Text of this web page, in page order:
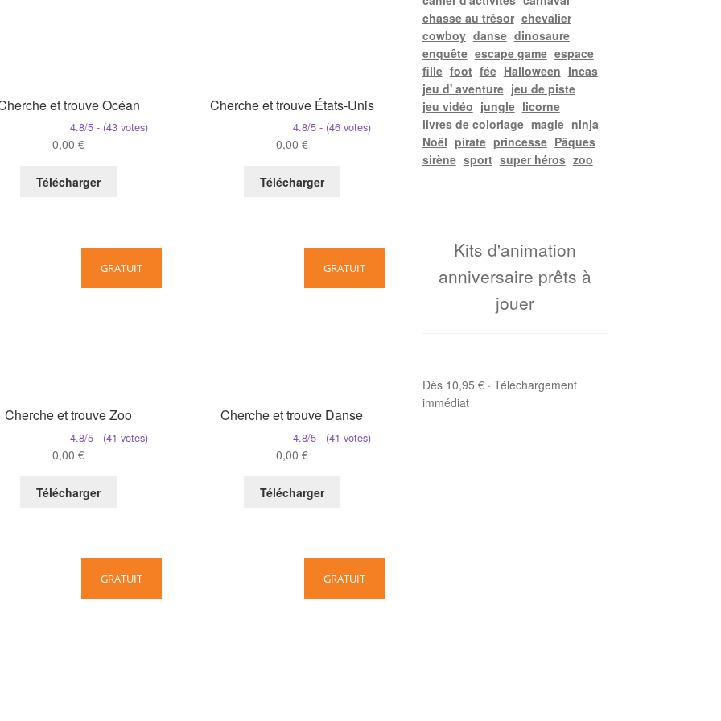
et trouve Océan
4.8/5 - (43 votes)
0,00€
Télécharger
Cherche et trouve États-Unis
4.8/5 - (46 votes)
0,00 €
Télécharger
GRATUIT
Cherche et trouve Zoo
4.8/5 - (41 votes)
0,00€
Télécharger
GRATUIT
Cherche et trouve Danse
4.8/5 - (41 votes)
0,00 €
Télécharger
GRATUIT GRATUIT
chasse au trésor chevalier
cowboy danse dinosaure
enquête escape game espace
fille foot fée Halloween Incas
jeu d' aventure jeu de piste
jeu vidéo jungle licorne
livres de coloriage magie ninja
Noël pirate princesse Pâques
sirène sport super héros zoo
Kits d'animation
anniversaire prêts à
jouer
Dès 10,95 € · Téléchargement
immédiat